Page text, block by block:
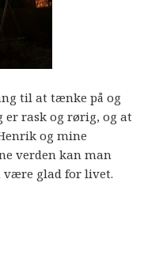
til at tænke på og
rask og rørig, og at
og mine
verden kan man
være glad for livet.